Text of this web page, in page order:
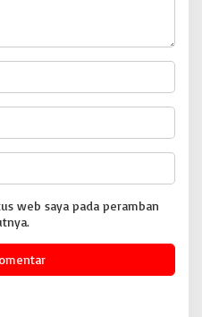
web saya pada peramban